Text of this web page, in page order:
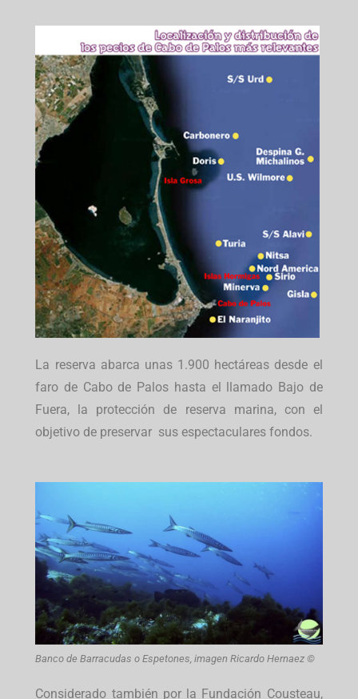
La reserva abarca unas 1.900 hectáreas desde el
faro de Cabo de Palos hasta el llamado Bajo de
Fuera, la protección de reserva marina, con el
objetivo de preservar sus espectaculares fondos.
Banco de Barracudas o Espetones, imagen Ricardo Hernaez ©
Considerado también por la Fundación Cousteau,